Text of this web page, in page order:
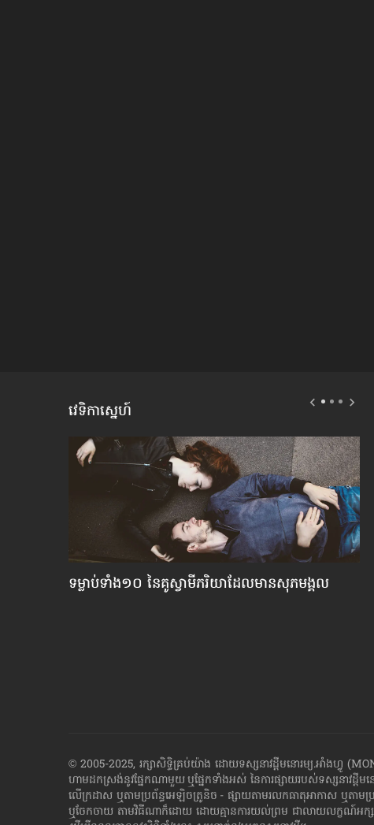
វេទិកាស្នេហ៍
ទម្លាប់​ទាំង១០ នៃ​គូ​ស្វាមី​ភរិយា​ដែល​មាន​សុភមង្គល
© 2005-2025, រក្សាសិទ្ធិគ្រប់យ៉ាង ដោយទស្សនាវដ្ដី​មនោរម្យ.អាំងហ្វូ
ហាម​ដក​ស្រង់​នូវ​ផ្នែក​ណា​មួយ​ ឬ​ផ្នែក​ទាំង​អស់ ​នៃ​ការ​ផ្សាយ​របស់​ទស្សនាវដ្ដី​​ម
លើក្រដាស ឬតាម​ប្រព័ន្ធ​អេឡិច​ត្រូនិច - ផ្សាយ​តាម​រលក​ធាតុអាកាស ឬតាម
ឬ​ចែក​ចាយ​ តាមវិធីណាក៏ដោយ ដោយ​គ្មាន​ការ​យល់ព្រម ជា​លាយ​លក្ខណ៍​អក្សរ​